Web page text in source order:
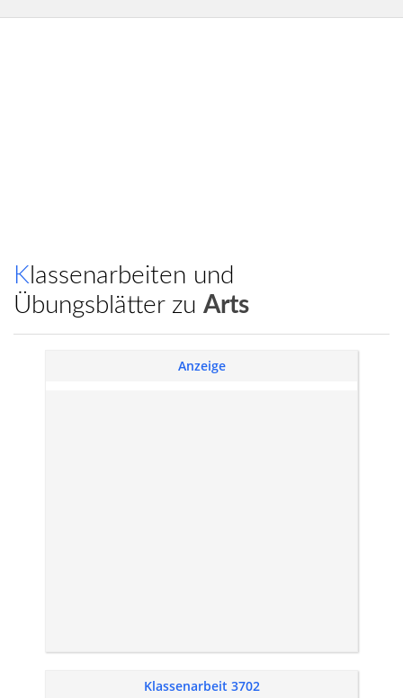
Klassenarbeiten und
Übungsblätter zu Arts
Anzeige
Klassenarbeit 3702